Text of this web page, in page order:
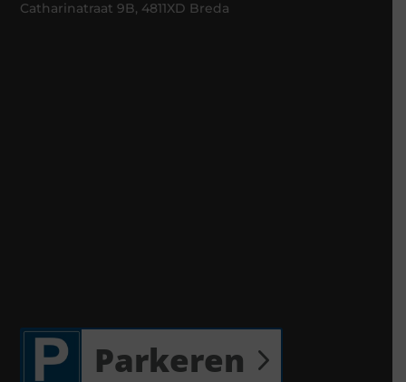
Catharinatraat 9B, 4811XD Breda
Parkeren